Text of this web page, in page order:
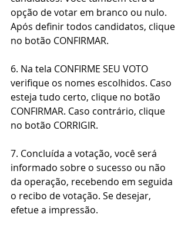
opção de votar em branco ou nulo.
Após definir todos candidatos, clique
no botão CONFIRMAR.
6. Na tela CONFIRME SEU VOTO
verifique os nomes escolhidos. Caso
esteja tudo certo, clique no botão
CONFIRMAR. Caso contrário, clique
no botão CORRIGIR.
7. Concluída a votação, você será
informado sobre o sucesso ou não
da operação, recebendo em seguida
o recibo de votação. Se desejar,
efetue a impressão.